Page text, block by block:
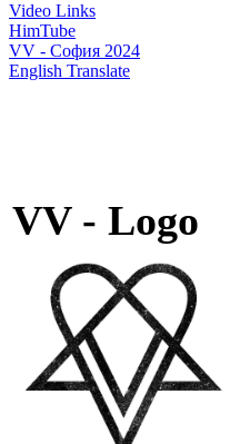
Video Links
HimTube
VV - София 2024
English Translate
VV - Logo